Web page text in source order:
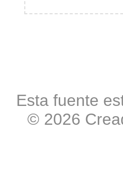
Esta fuente
© 2026